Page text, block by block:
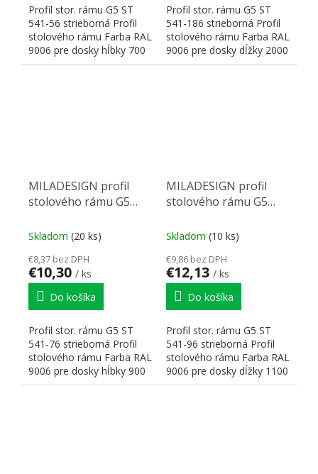
Profil stor. rámu G5 ST
541-56 strieborná Profil
stolového rámu Farba RAL
9006 pre dosky hĺbky 700
mm Rozmery:...
Profil stor. rámu G5 ST
541-186 strieborná Profil
stolového rámu Farba RAL
9006 pre dosky dĺžky 2000
mm Rozmery:...
MILADESIGN profil
stolového rámu G5
Skladom (20 ks)
€8,37 bez DPH
€10,30 / ks
Do košíka
Profil stor. rámu G5 ST
541-76 strieborná Profil
stolového rámu Farba RAL
9006 pre dosky hĺbky 900
mm Rozmery:...
MILADESIGN profil
stolového rámu G5
Skladom (10 ks)
€9,86 bez DPH
€12,13 / ks
Do košíka
Profil stor. rámu G5 ST
541-96 strieborná Profil
stolového rámu Farba RAL
9006 pre dosky dĺžky 1100
mm Rozmery:...